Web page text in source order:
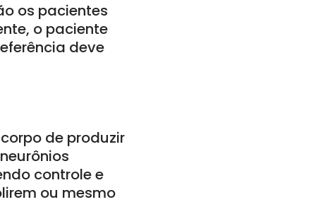
os pacientes
o paciente
deve
de produzir
controle e
ou mesmo